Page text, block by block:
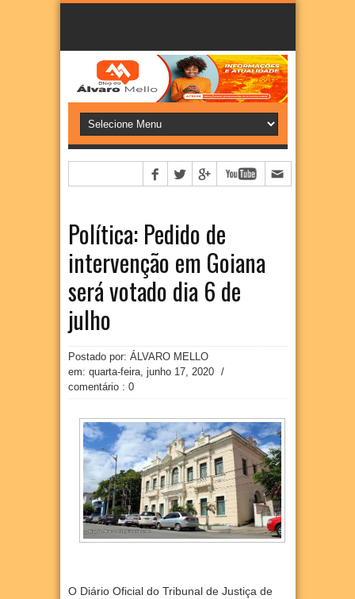
Política: Pedido de
intervenção em Goiana
será votado dia 6 de
julho
Postado por: ÁLVARO MELLO
em: quarta-feira, junho 17, 2020
/
comentário : 0
O Diário Oficial do Tribunal de Justiça de